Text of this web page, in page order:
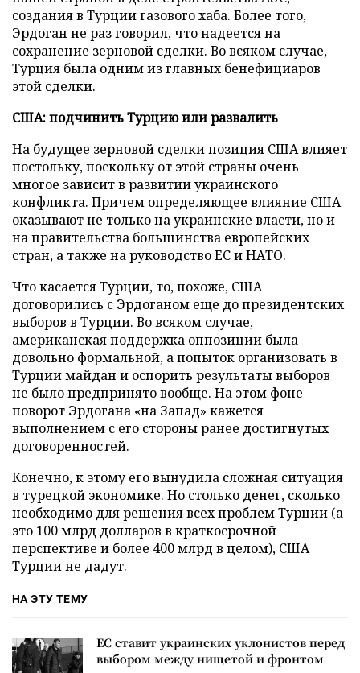
создания в Турции газового хаба. Более того,
Эрдоган не раз говорил, что надеется на
сохранение зерновой сделки. Во всяком случае,
Турция была одним из главных бенефициаров
этой сделки.
США: подчинить Турцию или развалить
На будущее зерновой сделки позиция США влияет
постольку, поскольку от этой страны очень
многое зависит в развитии украинского
конфликта. Причем определяющее влияние США
оказывают не только на украинские власти, но и
на правительства большинства европейских
стран, а также на руководство ЕС и НАТО.
Что касается Турции, то, похоже, США
договорились с Эрдоганом еще до президентских
выборов в Турции. Во всяком случае,
американская поддержка оппозиции была
довольно формальной, а попыток организовать в
Турции майдан и оспорить результаты выборов
не было предпринято вообще. На этом фоне
поворот Эрдогана «на Запад» кажется
выполнением с его стороны ранее достигнутых
договоренностей.
Конечно, к этому его вынудила сложная ситуация
в турецкой экономике. Но столько денег, сколько
необходимо для решения всех проблем Турции (а
это 100 млрд долларов в краткосрочной
перспективе и более 400 млрд в целом), США
Турции не дадут.
НА ЭТУ ТЕМУ
ЕС ставит украинских уклонистов перед
выбором между нищетой и фронтом